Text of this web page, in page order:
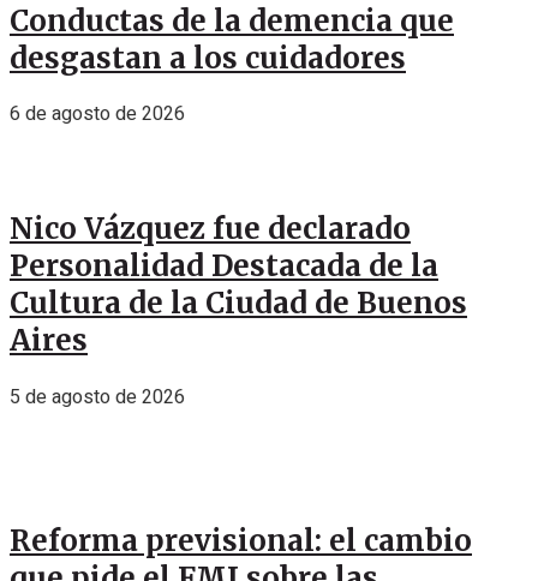
Conductas de la demencia que
desgastan a los cuidadores
6 de agosto de 2026
Nico Vázquez fue declarado
Personalidad Destacada de la
Cultura de la Ciudad de Buenos
Aires
5 de agosto de 2026
Reforma previsional: el cambio